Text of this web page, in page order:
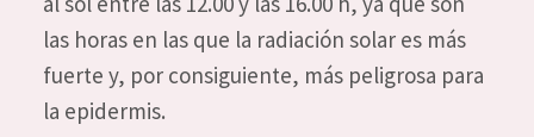
las horas en las que la radiación solar es más
fuerte y, por consiguiente, más peligrosa para
la epidermis.